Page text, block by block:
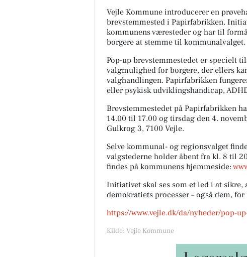
Vejle Kommune introducerer en
brevstemmested i Papirfabrikken.
kommunens væresteder og har til
borgere at stemme til kommunalvalget.
Pop-up brevstemmestedet er specielt
valgmulighed for borgere, der ellers
valghandlingen. Papirfabrikken
eller psykisk udviklingshandicap,
Brevstemmestedet på Papirfabrikken
14.00 til 17.00 og tirsdag den 4.
Gulkrog 3, 7100 Vejle.
Selve kommunal- og regionsvalget
valgstederne holder åbent fra kl. 8 til
findes på kommunens hjemmeside:
Initiativet skal ses som et led i at sikre,
demokratiets processer – også dem,
https://www.vejle.dk/da/nyheder/pop-
Kilde: Vejle Kommune